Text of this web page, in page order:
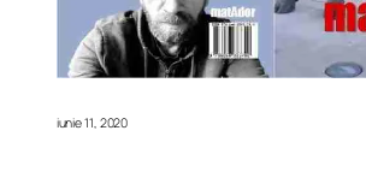
iunie 11, 2020